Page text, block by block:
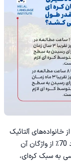
خانواده‌های آلتائیک
است. گرامر زبان کره ای بسیار شبیه ژاپنی است و حدود 70٪ از واژگان آن
به سبک کره‌‌ای،